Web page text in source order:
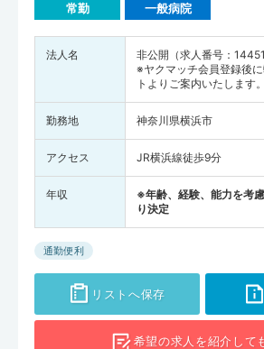
常勤 一般病院
法人名
非公開（求人番号：
※ヤクマッチ会員登録後
トよりご案内いたします。
勤務地 神奈川県横浜市
アクセス JR横浜線徒歩9分
年収
※年齢、経験、能力を考
り決定
通勤便利
リストへ保存
希望の求人を紹介して